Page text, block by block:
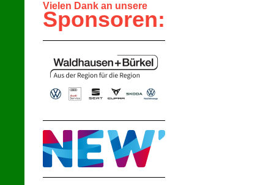
Vielen Dank an unsere
Sponsoren: